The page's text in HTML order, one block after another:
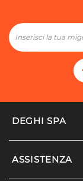
DEGHI SPA
Accedi/
ASSISTENZA